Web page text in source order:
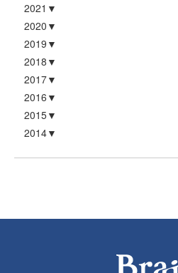
2021
2020
2019
2018
2017
2016
2015
2014